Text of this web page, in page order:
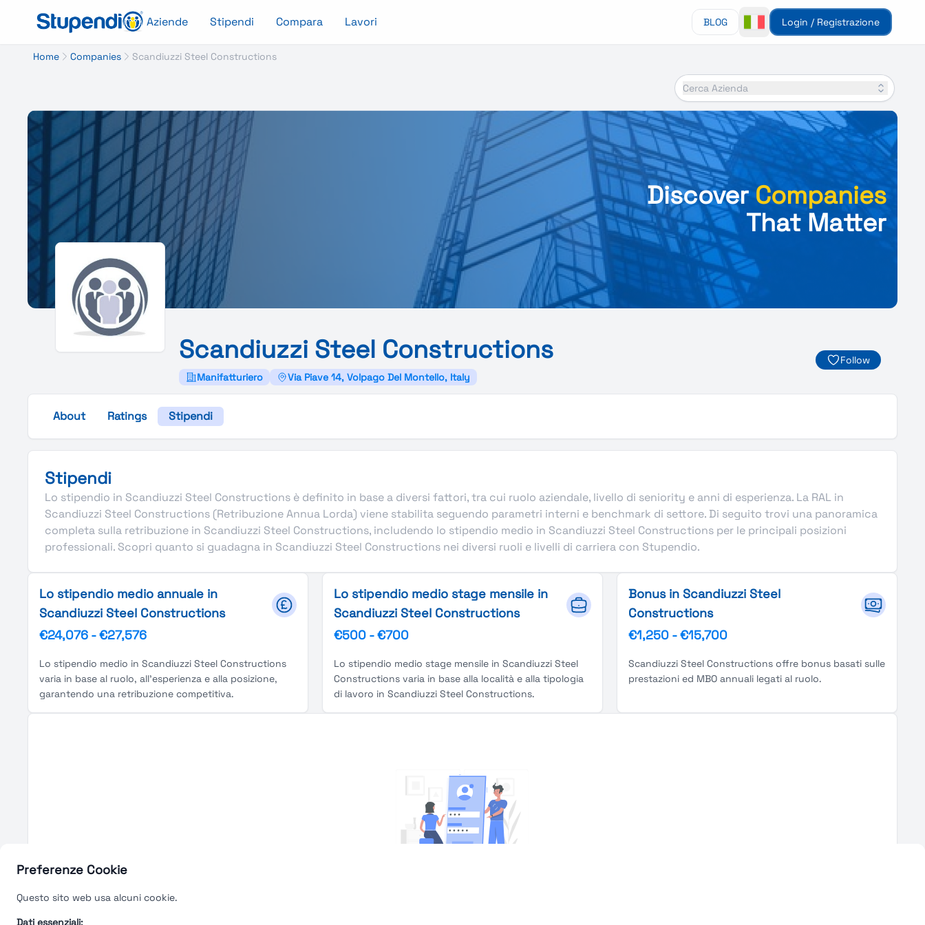
Preferenze Cookie
Questo sito web usa alcuni cookie.
Dati essenziali:
Aziende Stipendi Compara Lavori BLOG Login / Registrazione
Home Companies Scandiuzzi Steel Constructions
Cerca Azienda
DiscoverCompanies
That Matter
Scandiuzzi Steel Constructions
Manifatturiero Via Piave 14, Volpago Del Montello, Italy
Follow
About Ratings Stipendi
Stipendi
Lo stipendio in Scandiuzzi Steel Constructions è definito in base a diversi fattori, tra cui ruolo aziendale, livello di seniority e anni di esperienza. La RAL in
Scandiuzzi Steel Constructions (Retribuzione Annua Lorda) viene stabilita seguendo parametri interni e benchmark di settore. Di seguito trovi una panoramica
completa sulla retribuzione in Scandiuzzi Steel Constructions, includendo lo stipendio medio in Scandiuzzi Steel Constructions per le principali posizioni
professionali. Scopri quanto si guadagna in Scandiuzzi Steel Constructions nei diversi ruoli e livelli di carriera con Stupendio.
Lo stipendio medio annuale in
Scandiuzzi Steel Constructions
€24,076 -€27,576
Lo stipendio medio in Scandiuzzi Steel Constructions
varia in base al ruolo, all'esperienza e alla posizione,
garantendo una retribuzione competitiva.
Lo stipendio medio stage mensile in
Scandiuzzi Steel Constructions
€500 -€700
Lo stipendio medio stage mensile in Scandiuzzi Steel
Constructions varia in base alla località e alla tipologia
di lavoro in Scandiuzzi Steel Constructions.
Bonus in Scandiuzzi Steel
Constructions
€1,250 -€15,700
Scandiuzzi Steel Constructions offre bonus basati sulle
prestazioni ed MBO annuali legati al ruolo.